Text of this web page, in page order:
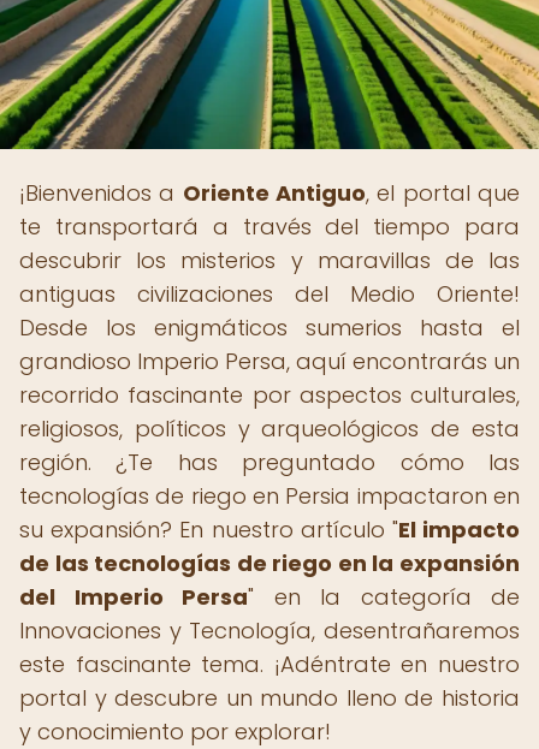
¡Bienvenidos a Oriente Antiguo, el portal que
te transportará a través del tiempo para
descubrir los misterios y maravillas de las
antiguas civilizaciones del Medio Oriente!
Desde los enigmáticos sumerios hasta el
grandioso Imperio Persa, aquí encontrarás un
recorrido fascinante por aspectos culturales,
religiosos, políticos y arqueológicos de esta
región. ¿Te has preguntado cómo las
tecnologías de riego en Persia impactaron en
su expansión? En nuestro artículo "El impacto
de las tecnologías de riego en la expansión
del Imperio Persa" en la categoría de
Innovaciones y Tecnología, desentrañaremos
este fascinante tema. ¡Adéntrate en nuestro
portal y descubre un mundo lleno de historia
y conocimiento por explorar!